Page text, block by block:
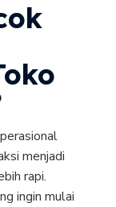
menjadi
rapi.
ingin mulai